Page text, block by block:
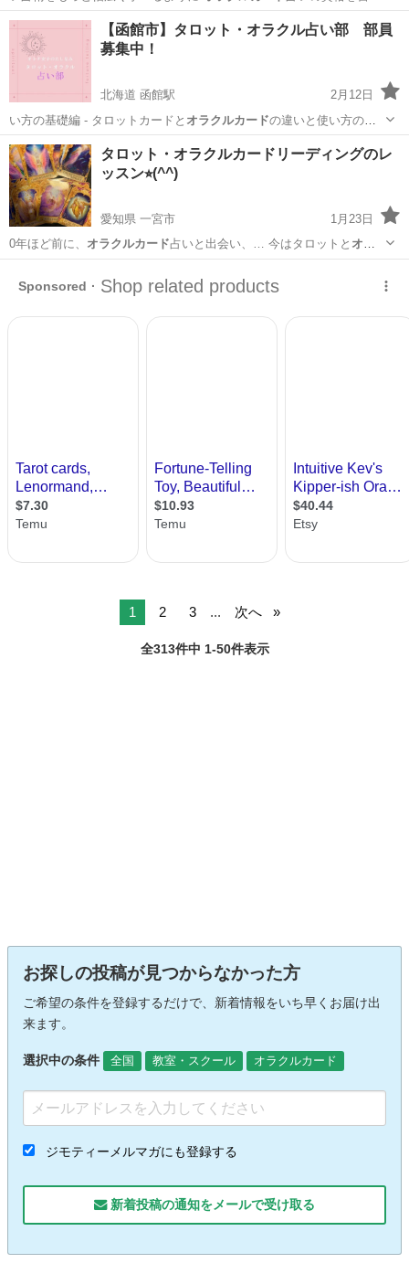
できるコースを開設…
北海道 札幌市 占い
【函館市】タロット・オラクル占い部 部員
募集中！
北海道 函館駅
2月12日
い方の基礎編 - タロットカードと オラクルカードの違いと使い方の基
本 -お気に入り…
北海道 函館市 函館駅 その他 オラクル
タロット・オラクルカードリーディングのレ
ッスン⭐︎(^^)
愛知県 一宮市
1月23日
0年ほど前に、 オラクルカード占いと出会い、… 今はタロットと オラ
クルカードで、日々自分の…
1 2 3 ... 次へ
全313件中 1-50件表示
お探しの投稿が見つからなかった方
ご希望の条件を登録するだけで、新着情報をいち早くお届け出
来ます。
選択中の条件 全国 教室・スクール オラクルカード
ジモティーメルマガにも登録する
新着投稿の通知をメールで受け取る